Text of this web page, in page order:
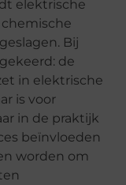
elektrische
Bij
de
in elektrische
is voor
in de praktijk
beïnvloeden
worden om